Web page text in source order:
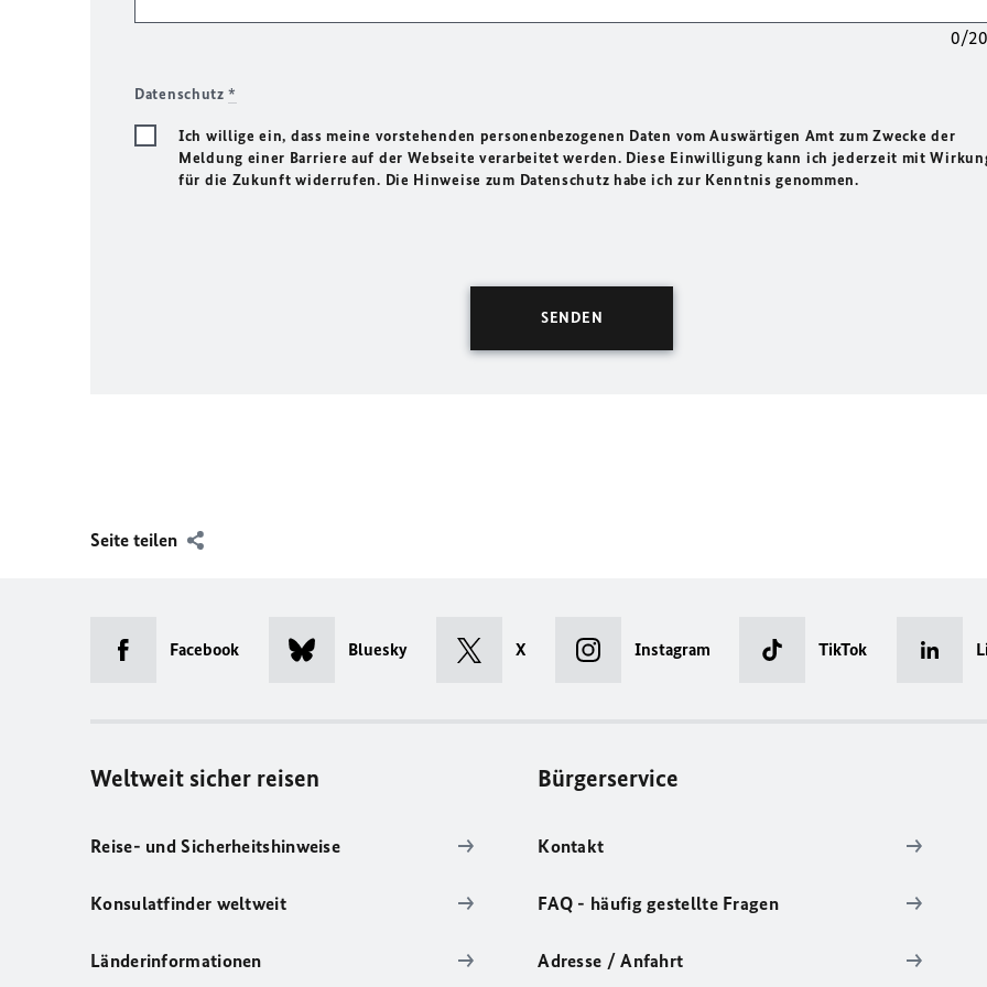
0/
Datenschutz*
Ich willige ein, dass meine vorstehenden personenbezogenen Daten vom Auswärtigen Amt zum Zwecke der
Meldung einer Barriere auf der Webseite verarbeitet werden. Diese Einwilligung kann ich jederzeit mit
für die Zukunft widerrufen. Die Hinweise zum Datenschutz habe ich zur Kenntnis genommen.
Seite teilen
Facebook Bluesky X Instagram TikTok
Weltweit sicher reisen
Reise- und Sicherheitshinweise
Konsulatfinder weltweit
Länderinformationen
Bürgerservice
Kontakt
FAQ - häufig gestellte Fragen
Adresse / Anfahrt